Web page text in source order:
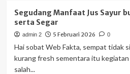
Pistachio,
Kacang
Hijau
Kecil
dengan
Rasa
Segudang Manfaat Jus Sayur
serta Segar
admin 2 5 Februari 2026 0
Hai sobat Web Fakta, sempat tidak
kurang fresh sementara itu kegiatan
salah...